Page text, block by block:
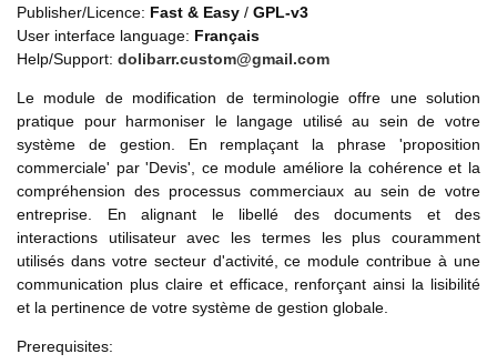
Publisher/Licence: Fast & Easy / GPL-v3
User interface language: Français
Help/Support: dolibarr.custom@gmail.com
Le module de modification de terminologie offre une solution
pratique pour harmoniser le langage utilisé au sein de votre
système de gestion. En remplaçant la phrase 'proposition
commerciale' par 'Devis', ce module améliore la cohérence et la
compréhension des processus commerciaux au sein de votre
entreprise. En alignant le libellé des documents et des
interactions utilisateur avec les termes les plus couramment
utilisés dans votre secteur d'activité, ce module contribue à une
communication plus claire et efficace, renforçant ainsi la lisibilité
et la pertinence de votre système de gestion globale.
Prerequisites: